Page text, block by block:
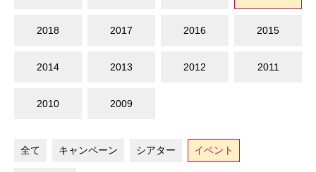
2018 2017 2016 2015
2014 2013 2012 2011
2010 2009
全て キャンペーン シアター イベント